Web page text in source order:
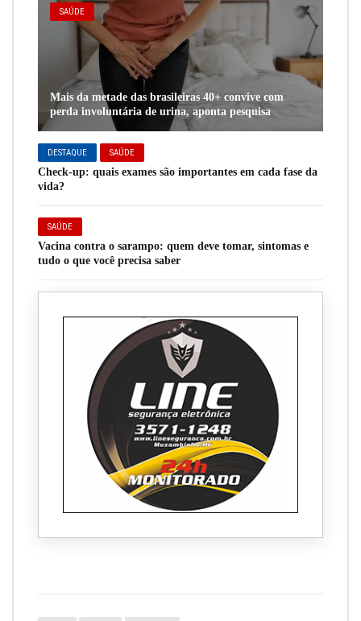
SAÚDE
Mais da metade das brasileiras 40+ convive com
perda involuntária de urina, aponta pesquisa
DESTAQUE SAÚDE
Check-up: quais exames são importantes em cada fase da
vida?
SAÚDE
Vacina contra o sarampo: quem deve tomar, sintomas e
tudo o que você precisa saber